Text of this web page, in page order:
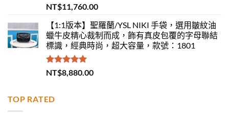
評分5.00
滿分 5
NT$11,760.00
【1:1版本】聖羅蘭/YSL NIKI 手袋，選用皺紋油
蠟牛皮精心裁制而成，飾有真皮包覆的字母聯結
標識，經典時尚，超大容量，款號：1801
評分 5.00
滿分 5
NT$8,880.00
TOP RATED